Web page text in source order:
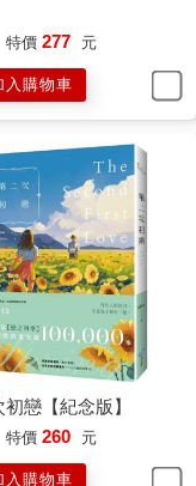
終於吼出這句話。
辦吃東西打屁，吉他
都是幽靈社員，我連
我原本是要加入美食
更符合我理想的社團
揹著一把大吉他，看
感，總之在那個當下
琦然，她則用力拉住
想想台灣天團不都是
特價 277 元
入購物車
戀【紀念版】
特價 260 元
入購物車